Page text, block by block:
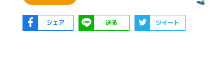
シェア 送る ツイート